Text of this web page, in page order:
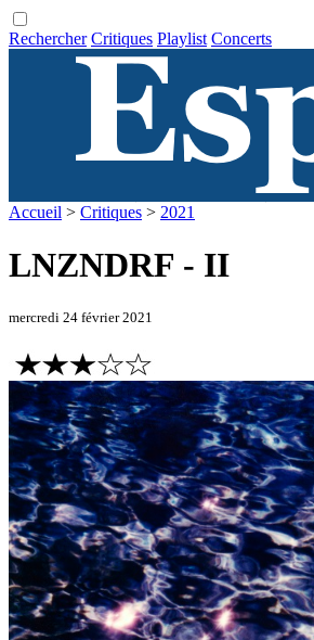
Rechercher Critiques Playlist Concerts
Accueil > Critiques > 2021
LNZNDRF - II
mercredi 24 février 2021